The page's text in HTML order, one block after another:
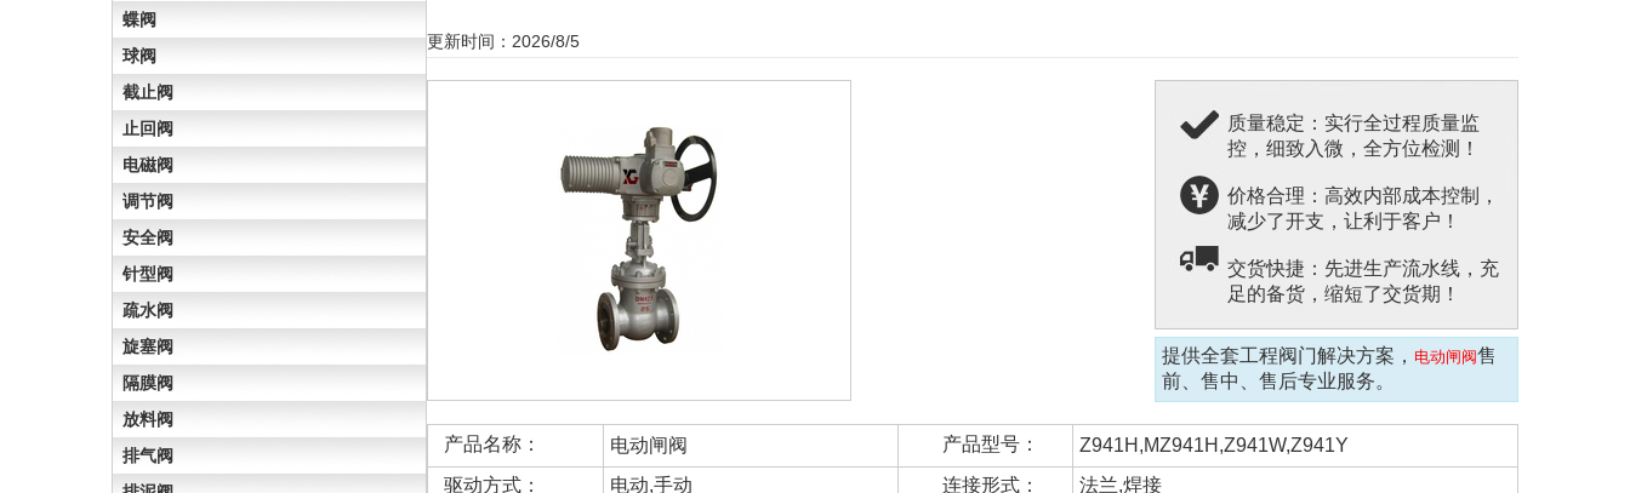
蝶阀
球阀
截止阀
止回阀
电磁阀
调节阀
安全阀
针型阀
疏水阀
旋塞阀
隔膜阀
放料阀
排气阀
更新时间：2026/8/5
质量稳定：实行全过程质量监
控，细致入微，全方位检测！
价格合理：高效内部成本控制，
减少了开支，让利于客户！
交货快捷：先进生产流水线，充
足的备货，缩短了交货期！
提供全套工程阀门解决方案， 电动闸阀售
前、售中、售后专业服务。
产品名称： 电动闸阀 产品型号：
Z941H,MZ941H,Z941W,Z941Y
驱动方式：
电动,手动 连接形式：
法兰,焊接